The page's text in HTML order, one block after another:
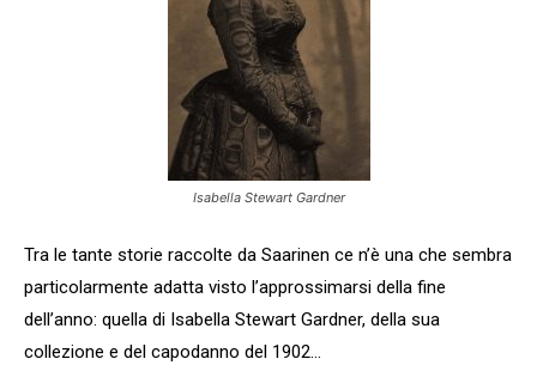
Isabella Stewart Gardner
Tra le tante storie raccolte da Saarinen ce n’è una che sembra
particolarmente adatta visto l’approssimarsi della fine
dell’anno: quella di Isabella Stewart Gardner, della sua
collezione e del capodanno del 1902…